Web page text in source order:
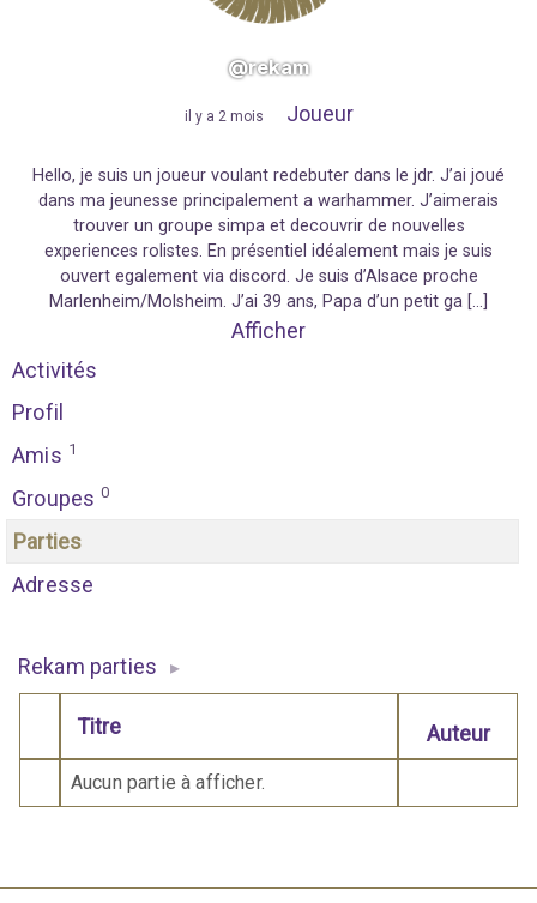
@rekam
il y a 2 mois Joueur
Hello, je suis un joueur voulant redebuter dans le jdr. J’ai joué
dans ma jeunesse principalement a warhammer. J’aimerais
trouver un groupe simpa et decouvrir de nouvelles
experiences rolistes. En présentiel idéalement mais je suis
ouvert egalement via discord. Je suis d’Alsace proche
Marlenheim/Molsheim. J’ai 39 ans, Papa d’un petit ga […]
Afficher
Activités
Profil
Amis 1
Groupes 0
Parties
Adresse
Rekam parties ▸
Comporte des pièces jointes
Titre Auteur
Aucun partie à afficher.